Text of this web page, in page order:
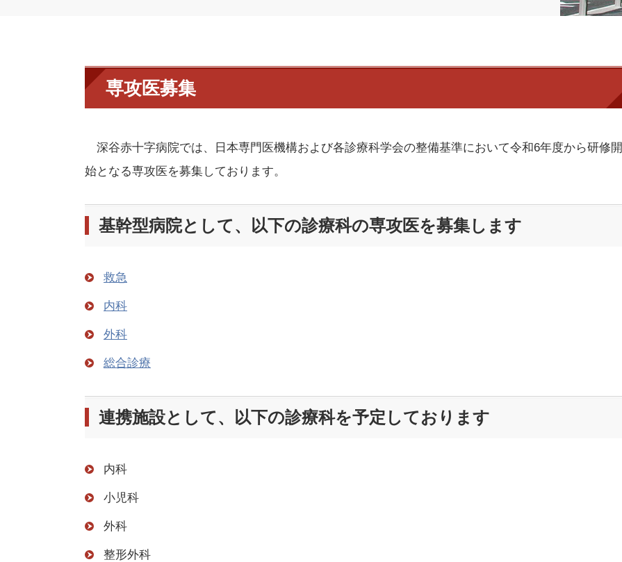
専攻医募集
深谷赤十字病院では、日本専門医機構および各診療科学会の整備基準において令和6年度から研修開
始となる専攻医を募集しております。
基幹型病院として、以下の診療科の専攻医を募集します
救急
内科
外科
総合診療
連携施設として、以下の診療科を予定しております
内科
小児科
外科
整形外科